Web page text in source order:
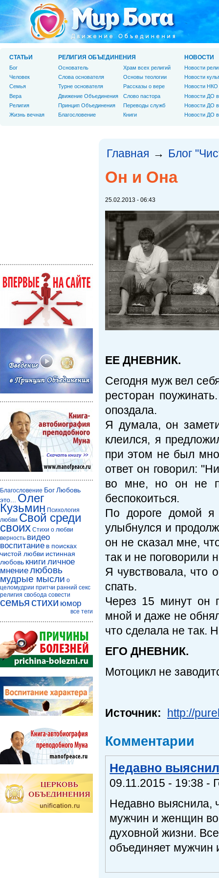
Главная → Блог
Он и Она
25.02.2013 - 06:43
ЕЕ ДНЕВНИК.
Сегодня муж вел
ресторан
опоздала.
Я думала, он
клеился, я
при этом не был
ответ он говорил:
во мне, но он не
беспокоиться.
По дороге домой
улыбнулся и
он не сказал мне,
так и не поговорили
Я чувствовала, что
спать.
Через 15 минут он
мной и даже не
что сделала не так.
ЕГО ДНЕВНИК.
Мотоцикл не
Источник: http://
Комментарии
Недавно
09.11.2015 - 19:38 -
Недавно выяснила,
мужчин и женщин
духовной жизни.
объединяет мужчин
СТАТЬИ
Бог
Человек
Cемья
Вера
Религия
Жизнь вечная
РЕЛИГИЯ ОБЪЕДИНЕНИЯ
Основатель
Слова основателя
Турне основателя
Движение Объединения
Принцип Объединения
Благословение
Храм всех религий
Основы теологии
Рассказы о вере
Слово пастора
Переводы служб
Книги
НОВОСТИ
Новости
Новости
Новости НКО
Новости ДО
Новости ДО
Новости ДО
Благословение БогЛюбовь
это...
Олег
Кузьмин Психология
любви Свой среди
своих Стихи о любви
верность видео
воспитание в поисках
чистой любви истинная
любовь книги личное
мнениелюбовь
мудрые мысли о
целомудрии притчи ранний секс
религия свобода совести
семья стихи юмор
все теги